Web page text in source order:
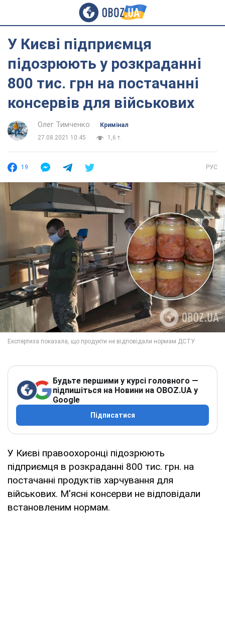
У Києві підприємця
підозрюють у розкраданні
800 тис. грн на постачанні
консервів для військових
Олег Тимченко
Кримінал
27.08.2021 10:45
1,6 т.
19 РУС
Будьте першими у курсі головного —
підпишіться на Новини на OBOZ.UA у
Google
Підписатися
У Києві правоохоронці підозрюють
підприємця в розкраданні 800 тис. грн. на
постачанні продуктів харчування для
військових. М'ясні консерви не відповідали
встановленим нормам.